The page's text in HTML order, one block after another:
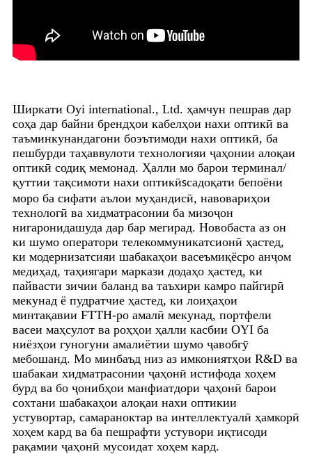
Ширкати Oyi international., Ltd. ҳамчун пешрав дар
соҳа дар байни брендҳои кабелҳои нахи оптикӣ ва
таъминкунандагони боэътимоди нахи оптикӣ, ба
пешбурди таҳаввулоти технологияи ҷаҳонии алоқаи
оптикӣ содиқ мемонад. Ҳалли мо барои терминал/
қуттии тақсимоти нахи оптикӣsсадоқати бепоёни
моро ба сифати аълои муҳандисӣ, навовариҳои
технологӣ ва хидматрасонии ба мизоҷон
нигаронидашуда дар бар мегирад. Новобаста аз он
ки шумо оператори телекоммуникатсионӣ ҳастед,
ки модернизатсияи шабакаҳои васеъмиқёсро анҷом
медиҳад, таҳиягари маркази додаҳо ҳастед, ки
пайвасти зичии баланд ва таъхири камро пайгирӣ
мекунад ё пудратчие ҳастед, ки лоиҳаҳои
минтақавии FTTH-ро амалӣ мекунад, портфели
васеи маҳсулот ва роҳҳои ҳалли касбии OYI ба
ниёзҳои гуногуни амалиётии шумо ҷавобгӯ
мебошанд. Мо минбаъд низ аз имкониятҳои R&D ва
шабакаи хидматрасонии ҷаҳонӣ истифода хоҳем
бурд ва бо ҷонибҳои манфиатдори ҷаҳонӣ барои
сохтани шабакаҳои алоқаи нахи оптикии
устувортар, самараноктар ва интеллектуалӣ ҳамкорӣ
хоҳем кард ва ба пешрафти устувори иқтисоди
рақамии ҷаҳонӣ мусоидат хоҳем кард.